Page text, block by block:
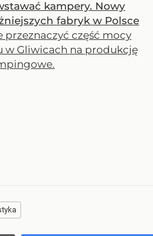
kampery. Nowy
fabryk w Polsce
przeznaczyć część mocy
w Gliwicach na produkcję